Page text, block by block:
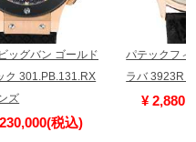
ッグバン ゴールド
ク 301.PB.131.RX
ズ
税込)
パテックフィ
ラバ 3923R
¥